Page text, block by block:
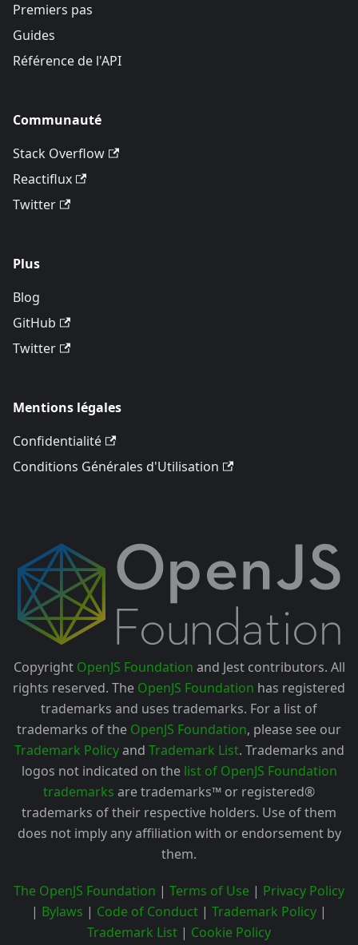
Premiers pas
Guides
Référence de l'API
Communauté
Stack Overflow
Reactiflux
Twitter
Plus
Blog
GitHub
Twitter
Mentions légales
Confidentialité
Conditions Générales d'Utilisation
Copyright OpenJS Foundation and Jest contributors. All
rights reserved. The OpenJS Foundation has registered
trademarks and uses trademarks. For a list of
trademarks of the OpenJS Foundation, please see our
Trademark Policyand Trademark List. Trademarks and
logos not indicated on the list of OpenJS Foundation
trademarks are trademarks™ or registered®
trademarks of their respective holders. Use of them
does not imply any affiliation with or endorsement by
them.
The OpenJS Foundation | Terms of Use | Privacy Policy
| Bylaws | Code of Conduct | Trademark Policy |
Trademark List | Cookie Policy